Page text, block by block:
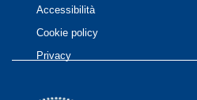
Accessibilità
Cookie policy
Privacy